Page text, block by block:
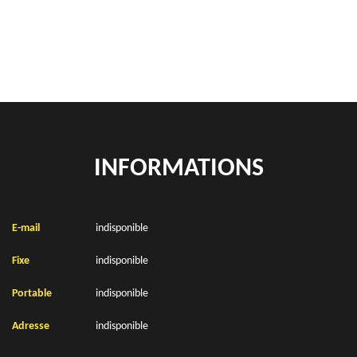
INFORMATIONS
E-mail indisponible
Fixe indisponible
Portable indisponible
Adresse indisponible